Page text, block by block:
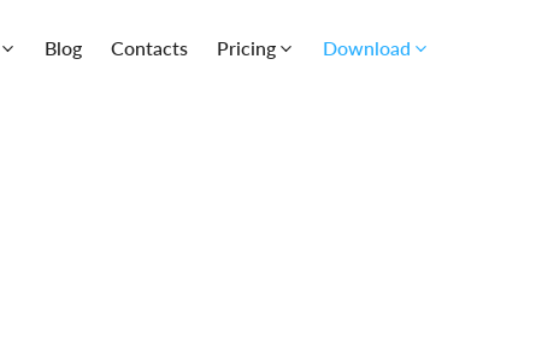
Blog Contacts Pricing Download